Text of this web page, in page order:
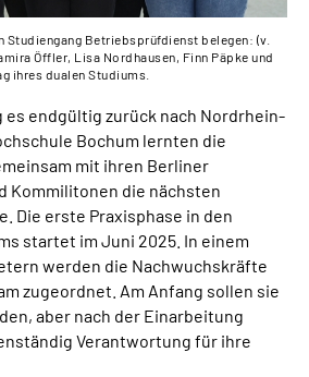
Studiengang Betriebsprüfdienst belegen: (v.
Öffler, Lisa Nordhausen, Finn Päpke und
ihres dualen Studiums.
es endgültig zurück nach Nordrhein-
Bochum lernten die
mit ihren Berliner
Kommilitonen die nächsten
Die erste Praxisphase in den
startet im Juni 2025. In einem
werden die Nachwuchskräfte
zugeordnet. Am Anfang sollen sie
aber nach der Einarbeitung
Verantwortung für ihre